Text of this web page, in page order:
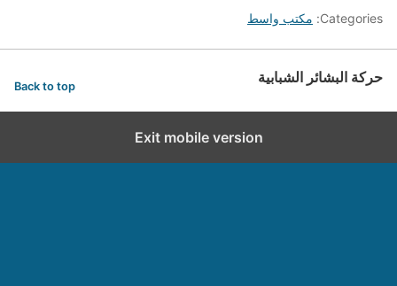
Categories: مكتب واسط
حركة البشائر الشبابية Back to top
Exit mobile version